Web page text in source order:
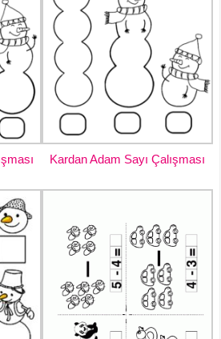
Kardan Adam Sayı Çalışması